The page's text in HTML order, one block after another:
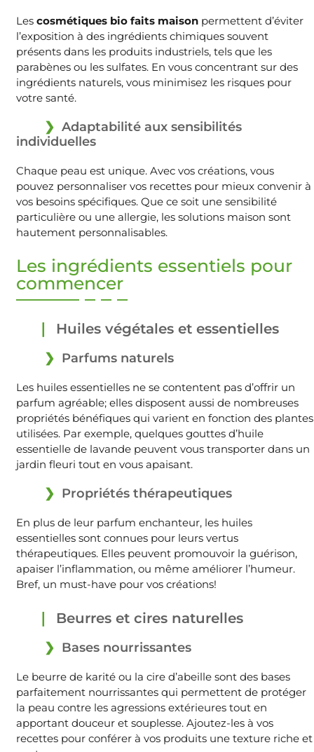
Les cosmétiques bio faits maison permettent d’éviter
l’exposition à des ingrédients chimiques souvent
présents dans les produits industriels, tels que les
parabènes ou les sulfates. En vous concentrant sur des
ingrédients naturels, vous minimisez les risques pour
votre santé.
Adaptabilité aux sensibilités
individuelles
Chaque peau est unique. Avec vos créations, vous
pouvez personnaliser vos recettes pour mieux convenir à
vos besoins spécifiques. Que ce soit une sensibilité
particulière ou une allergie, les solutions maison sont
hautement personnalisables.
Les ingrédients essentiels pour
commencer
Huiles végétales et essentielles
Parfums naturels
Les huiles essentielles ne se contentent pas d’offrir un
parfum agréable; elles disposent aussi de nombreuses
propriétés bénéfiques qui varient en fonction des plantes
utilisées. Par exemple, quelques gouttes d’huile
essentielle de lavande peuvent vous transporter dans un
jardin fleuri tout en vous apaisant.
Propriétés thérapeutiques
En plus de leur parfum enchanteur, les huiles
essentielles sont connues pour leurs vertus
thérapeutiques. Elles peuvent promouvoir la guérison,
apaiser l’inflammation, ou même améliorer l’humeur.
Bref, un must-have pour vos créations!
Beurres et cires naturelles
Bases nourrissantes
Le beurre de karité ou la cire d’abeille sont des bases
parfaitement nourrissantes qui permettent de protéger
la peau contre les agressions extérieures tout en
apportant douceur et souplesse. Ajoutez-les à vos
recettes pour conférer à vos produits une texture riche et